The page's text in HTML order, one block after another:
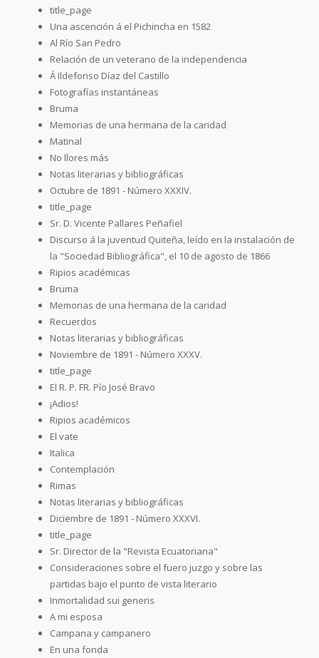
title_page
Una ascención á el Pichincha en 1582
Al Río San Pedro
Relación de un veterano de la independencia
Á Ildefonso Díaz del Castillo
Fotografías instantáneas
Bruma
Memorias de una hermana de la caridad
Matinal
No llores más
Notas literarias y bibliográficas
Octubre de 1891 - Número XXXIV.
title_page
Sr. D. Vicente Pallares Peñafiel
Discurso á la juventud Quiteña, leído en la instalación de
la "Sociedad Bibliográfica", el 10 de agosto de 1866
Ripios académicas
Bruma
Memorias de una hermana de la caridad
Recuerdos
Notas literarias y bibliográficas
Noviembre de 1891 - Número XXXV.
title_page
El R. P. FR. Pío José Bravo
¡Adios!
Ripios académicos
El vate
Italica
Contemplación
Rimas
Notas literarias y bibliográficas
Diciembre de 1891 - Número XXXVI.
title_page
Sr. Director de la "Revista Ecuatoriana"
Consideraciones sobre el fuero juzgo y sobre las
partidas bajo el punto de vista literario
Inmortalidad sui generis
A mi esposa
Campana y campanero
En una fonda